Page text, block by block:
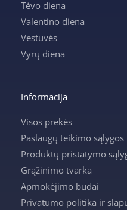
Tėvo diena
Valentino diena
Vestuvės
Vyrų diena
Informacija
Visos prekės
Paslaugų teikimo sąlygos
Produktų pristatymo
Grąžinimo tvarka
Apmokėjimo būdai
Privatumo politika ir